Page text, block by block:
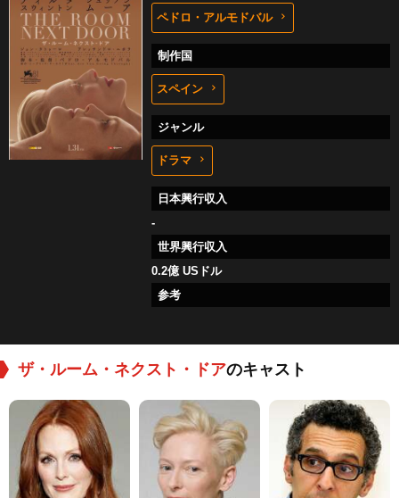
ペドロ・アルモドバル
制作国
スペイン
ジャンル
ドラマ
日本興行収入
-
世界興行収入
0.2億 USドル
参考
ザ・ルーム・ネクスト・ドアのキャスト